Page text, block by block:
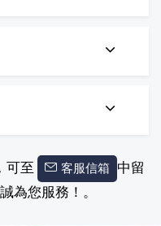
可至 客服信箱
中留
為您服務！。